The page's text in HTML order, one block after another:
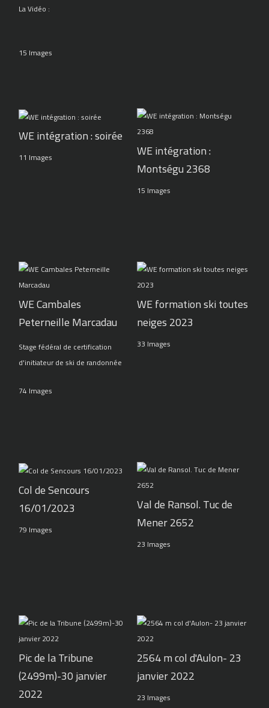
La Vidéo :
15 Images
WE intégration : soirée
11 Images
WE intégration :
Montségu 2368
15 Images
WE Cambales
Peterneille Marcadau
Stage fédéral de certification
d'initiateur de ski de randonnée
74 Images
WE formation ski toutes
neiges 2023
33 Images
Col de Sencours
16/01/2023
79 Images
Val de Ransol. Tuc de
Mener 2652
23 Images
Pic de la Tribune
(2499m)-30 janvier
2022
2564 m col d'Aulon- 23
janvier 2022
23 Images